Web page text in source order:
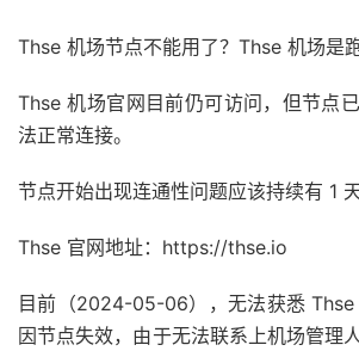
Thse 机场节点不能用了？Thse 机场是
Thse 机场官网目前仍可访问，但节点
法正常连接。
节点开始出现连通性问题应该持续有 1 天
Thse 官网地址：https://thse.io
目前（2024-05-06），无法获悉 Thse
因节点失效，由于无法联系上机场管理